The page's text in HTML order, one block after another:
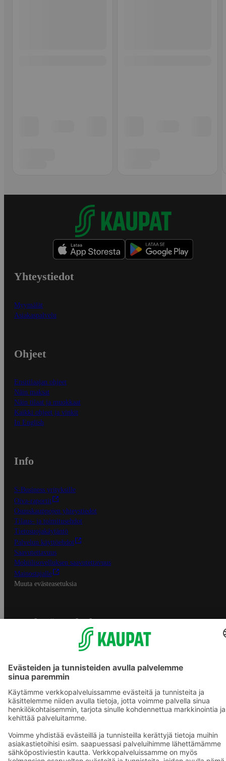
Yhteystiedot
Myymälät
Asiakaspalvelu
Ohjeet
Ensitilaajan ohjeet
Näin maksat
Näin tilaat ja muokkaat
Kaikki ohjeet ja vinkit
In English
Info
S-Business yrityksille
Oiva-raportit
Osuuskauppojen yhteystiedot
Tilaus- ja toimitusehdot
Tietosuojakäytäntö
Palvelun käyttöehdot
Saavutettavuus
Mobiilisovelluksen saavutettavuus
Mainostajalle
Muuta evästeasetuksia
S-ryhmän palvelut
Asiakasomistajuus
Yhteishyvä Ruoka -sovellus
Prisma.fi
Sokos.fi
S-Pankki
Sokos Hotels
Raflaamo